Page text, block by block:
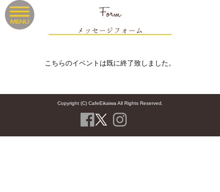
Form
メッセージフォーム
こちらのイベントは既に終了致しました。
Copyright (C) CafeEikaiwa All Rights Reserved.